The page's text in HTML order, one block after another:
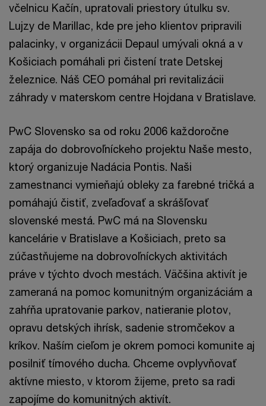
včelnicu Kačín, upratovali priestory útulku sv.
Lujzy de Marillac, kde pre jeho klientov pripravili
palacinky, v organizácii Depaul umývali okná a v
Košiciach pomáhali pri čistení trate Detskej
železnice. Náš CEO pomáhal pri revitalizácii
záhrady v materskom centre Hojdana v Bratislave.
PwC Slovensko sa od roku 2006 každoročne
zapája do dobrovoľníckeho projektu Naše mesto,
ktorý organizuje Nadácia Pontis. Naši
zamestnanci vymieňajú obleky za farebné tričká a
pomáhajú čistiť, zveľaďovať a skrášľovať
slovenské mestá. PwC má na Slovensku
kancelárie v Bratislave a Košiciach, preto sa
zúčastňujeme na dobrovoľníckych aktivitách
práve v týchto dvoch mestách. Väčšina aktivít je
zameraná na pomoc komunitným organizáciám a
zahŕňa upratovanie parkov, natieranie plotov,
opravu detských ihrísk, sadenie stromčekov a
kríkov. Naším cieľom je okrem pomoci komunite aj
posilniť tímového ducha. Chceme ovplyvňovať
aktívne miesto, v ktorom žijeme, preto sa radi
zapojíme do komunitných aktivít.